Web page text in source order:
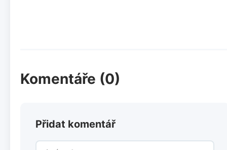
Komentáře (0)
Přidat komentář